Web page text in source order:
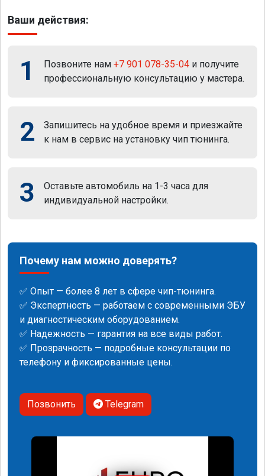
Ваши действия:
1 Позвоните нам +7 901 078-35-04 и получите
профессиональную консультацию у мастера.
2
Запишитесь на удобное время и приезжайте
к нам в сервис на установку чип тюнинга.
3
Оставьте автомобиль на 1-3 часа для
индивидуальной настройки.
Почему нам можно доверять?
✅ Опыт — более 8 лет в сфере чип-тюнинга.
✅ Экспертность — работаем с современными ЭБУ
и диагностическим оборудованием.
✅ Надежность — гарантия на все виды работ.
✅ Прозрачность — подробные консультации по
телефону и фиксированные цены.
Позвонить Telegram